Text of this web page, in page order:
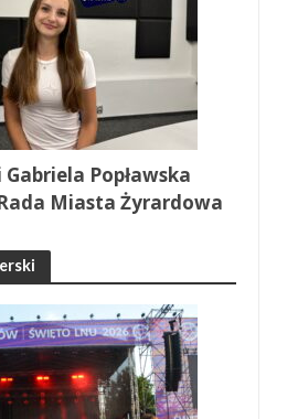
Popławska
Miasta Żyrardowa